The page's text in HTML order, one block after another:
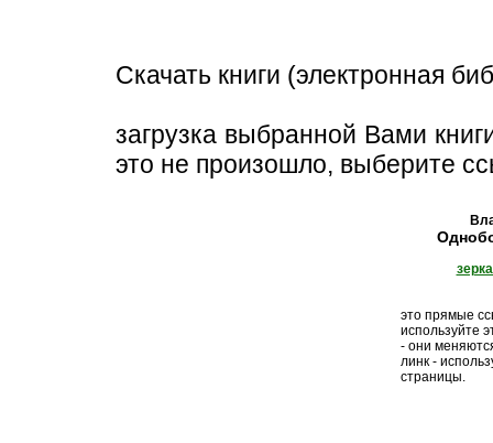
Скачать книги (электронная
загрузка выбранной Вами
это не произошло, выберите
это прямые
используйте
- они
линк -
страницы.